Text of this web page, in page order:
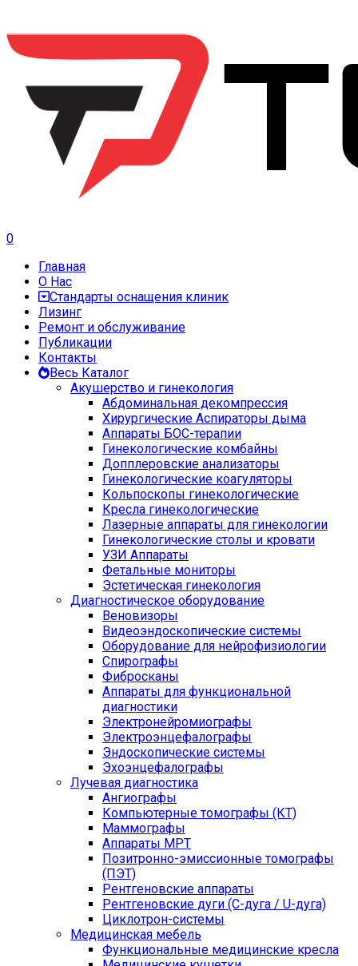
0
Главная
О Нас
Стандарты оснащения клиник
Лизинг
Ремонт и обслуживание
Публикации
Контакты
Весь Каталог
Акушерство и гинекология
Абдоминальная декомпрессия
Хирургические Аспираторы дыма
Аппараты БОС-терапии
Гинекологические комбайны
Допплеровские анализаторы
Гинекологические коагуляторы
Кольпоскопы гинекологические
Кресла гинекологические
Лазерные аппараты для гинекологии
Гинекологические столы и кровати
УЗИ Аппараты
Фетальные мониторы
Эстетическая гинекология
Диагностическое оборудование
Веновизоры
Видеоэндоскопические системы
Оборудование для нейрофизиологии
Спирографы
Фибросканы
Аппараты для функциональной
диагностики
Электронейромиографы
Электроэнцефалографы
Эндоскопические системы
Эхоэнцефалографы
Лучевая диагностика
Ангиографы
Компьютерные томографы (КТ)
Маммографы
Аппараты МРТ
Позитронно-эмиссионные томографы
(ПЭТ)
Рентгеновские аппараты
Рентгеновские дуги (С-дуга / U-дуга)
Циклотрон-системы
Медицинская мебель
Функциональные медицинские кресла